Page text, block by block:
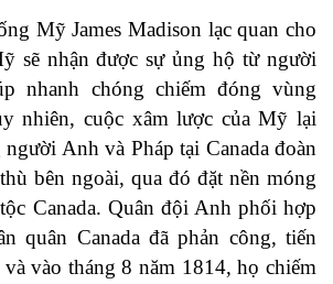
Mỹ James Madison lạc quan cho
sẽ nhận được sự ủng hộ từ người
nhanh chóng chiếm đóng vùng
nhiên, cuộc xâm lược của Mỹ lại
Anh và Pháp tại Canada đoàn
bên ngoài, qua đó đặt nền móng
Canada. Quân đội Anh phối hợp
quân Canada đã phản công, tiến
vào tháng 8 năm 1814, họ chiếm